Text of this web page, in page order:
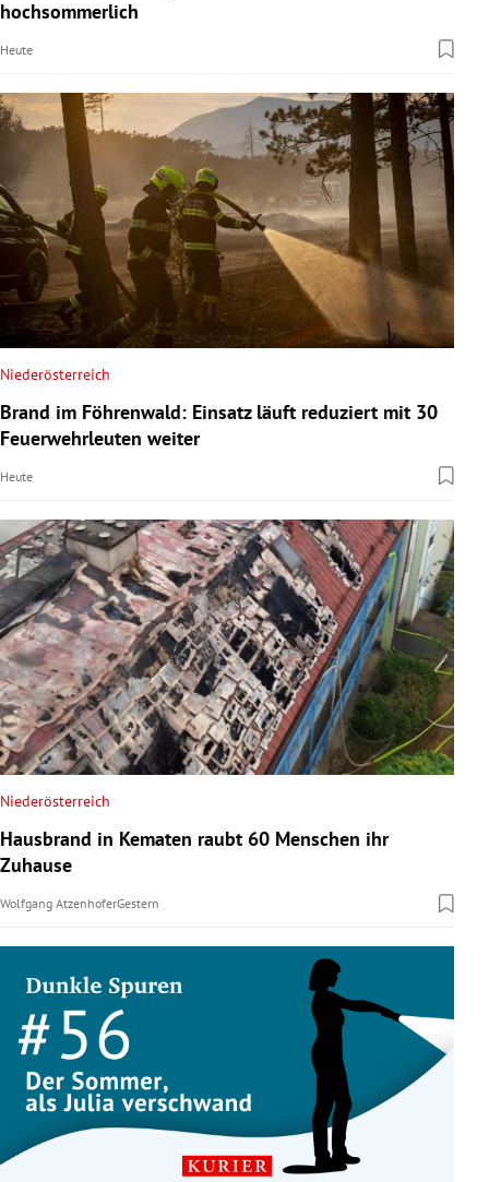
hochsommerlich
Heute
Niederösterreich
Brand im Föhrenwald: Einsatz läuft reduziert mit 30
Feuerwehrleuten weiter
Heute
Niederösterreich
Hausbrand in Kematen raubt 60 Menschen ihr
Zuhause
Wolfgang AtzenhoferGestern